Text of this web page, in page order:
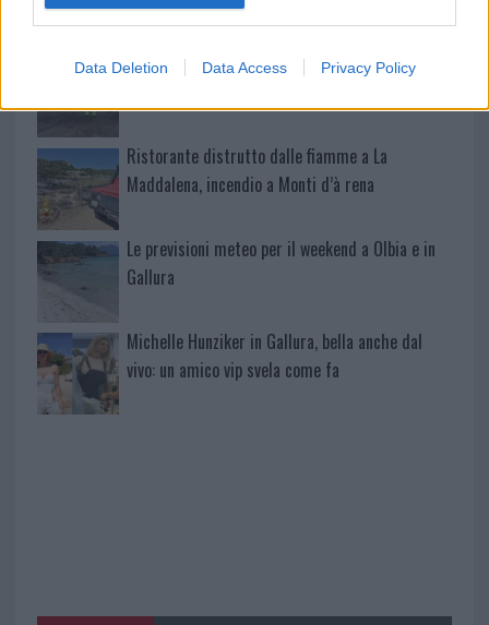
Data Deletion Data Access Privacy Policy
A fuoco un deposito con bombole, intervento dei
Ristorante distrutto dalle fiamme a La
Maddalena, incendio a Monti d’à rena
Le previsioni meteo per il weekend a Olbia e in
Gallura
Michelle Hunziker in Gallura, bella anche dal
vivo: un amico vip svela come fa